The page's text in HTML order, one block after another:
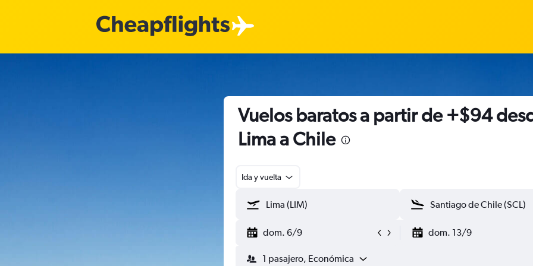
Vuelos baratos a partir de +$94
Lima a Chile
Ida y vuelta
dom. 6/9 dom. 13/9
1 pasajero, Económica